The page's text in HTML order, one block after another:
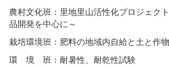
農村文化班：里地里山活性化プロジェ
品開発を中心に～
栽培環境班：肥料の地域内自給と土と作
環 境 班：耐暑性、耐乾性試験